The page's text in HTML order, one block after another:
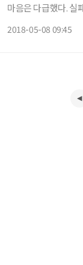
마음은 다급했다. 실
2018-05-08 09:45